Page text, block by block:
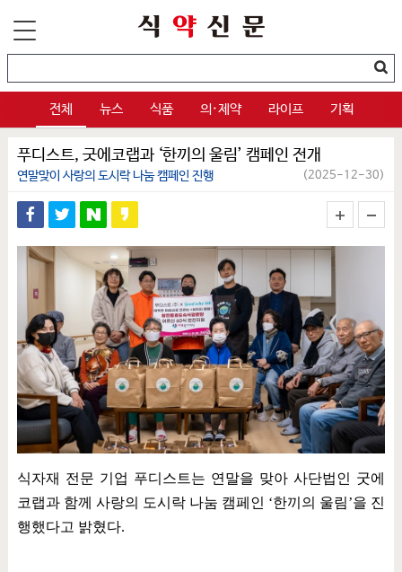
전체 뉴스 식품 의·제약 라이프 기획
푸디스트, 굿에코랩과 ‘한끼의 울림’ 캠페인 전개
연말맞이 사랑의 도시락 나눔 캠페인 진행 (2025-12-30)
식자재 전문 기업 푸디스트는 연말을 맞아 사단법인 굿에
코랩과 함께 사랑의 도시락 나눔 캠페인 ‘한끼의 울림’을 진
행했다고 밝혔다.